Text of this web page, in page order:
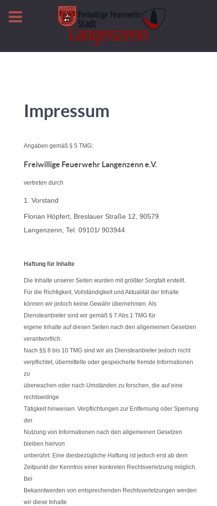
Impressum
Angaben gemäß § 5 TMG:
Freiwillige Feuerwehr Langenzenn e.V.
vertreten durch
1. Vorstand
Florian Höpfert, Breslauer Straße 12, 90579
Langenzenn, Tel. 09101/ 903944
Haftung für Inhalte
Die Inhalte unserer Seiten wurden mit größter Sorgfalt erstellt.
Für die Richtigkeit, Vollständigkeit und Aktualität der Inhalte
können wir jedoch keine Gewähr übernehmen. Als
Diensteanbieter sind wir gemäß § 7 Abs.1 TMG für
eigene Inhalte auf diesen Seiten nach den allgemeinen Gesetzen
verantwortlich.
Nach §§ 8 bis 10 TMG sind wir als Diensteanbieter jedoch nicht
verpflichtet, übermittelte oder gespeicherte fremde Informationen
zu
überwachen oder nach Umständen zu forschen, die auf eine
rechtswidrige
Tätigkeit hinweisen. Verpflichtungen zur Entfernung oder Sperrung
der
Nutzung von Informationen nach den allgemeinen Gesetzen
bleiben hiervon
unberührt. Eine diesbezügliche Haftung ist jedoch erst ab dem
Zeitpunkt der Kenntnis einer konkreten Rechtsverletzung möglich.
Bei
Bekanntwerden von entsprechenden Rechtsverletzungen werden
wir diese Inhalte